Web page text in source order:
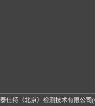
泰仕特（北京）检测技术有限公司